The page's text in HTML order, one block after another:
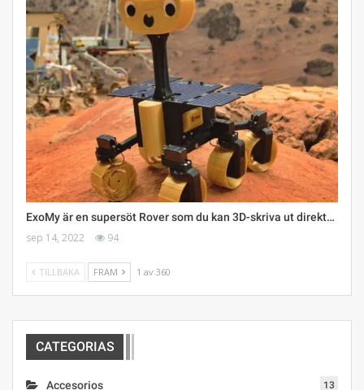
ExoMy är en supersöt Rover som du kan 3D-skriva ut direkt…
sep 14, 2022 94
TILLBAKA FRAM 1 av 360
CATEGORIAS
Accesorios 13